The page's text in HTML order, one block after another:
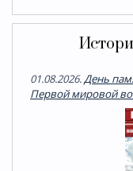
01.08.2026.День
Первой мировой